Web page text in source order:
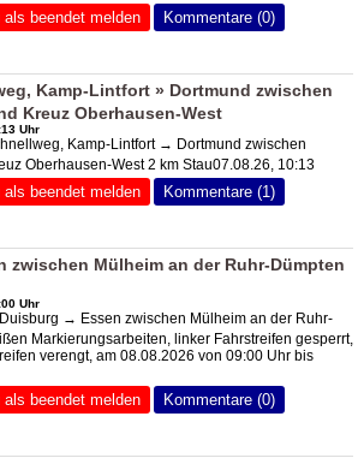
als beendet melden Kommentare (0)
Kamp-Lintfort » Dortmund zwischen
Kreuz Oberhausen-West
Uhr
Kamp-Lintfort → Dortmund zwischen
Oberhausen-West 2 km Stau07.08.26, 10:13
als beendet melden Kommentare (1)
zwischen Mülheim an der Ruhr-Dümpten
Uhr
→ Essen zwischen Mülheim an der Ruhr-
Markierungsarbeiten, linker Fahrstreifen gesperrt,
verengt, am 08.08.2026 von 09:00 Uhr bis
als beendet melden Kommentare (0)